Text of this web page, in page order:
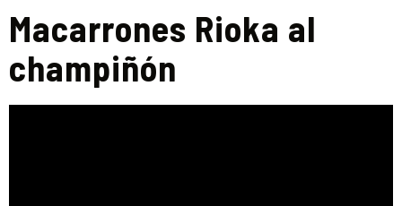
Macarrones Rioka al
champiñón